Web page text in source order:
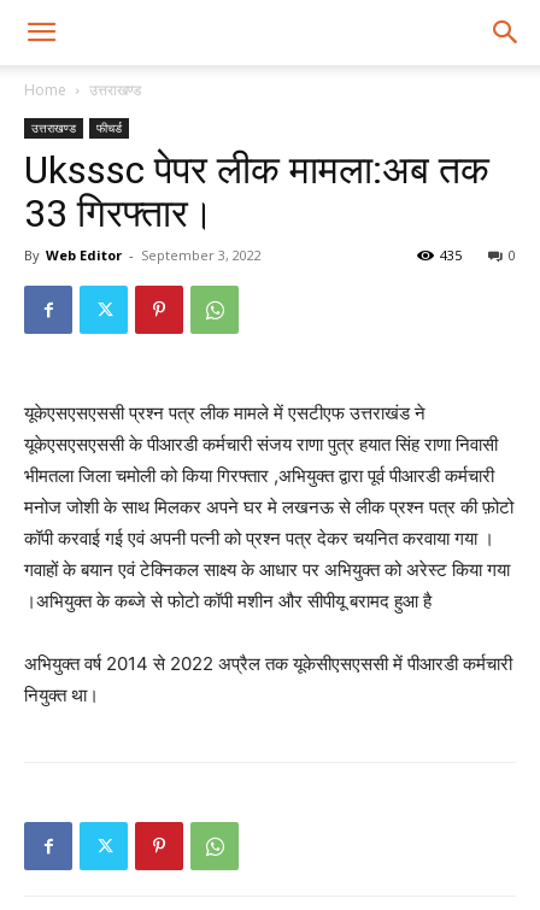
Home उत्तराखण्ड
उत्तराखण्ड फीचर्ड
Uksssc पेपर लीक मामला:अब तक
33 गिरफ्तार।
By Web Editor - September 3, 2022 0
435
यूकेएसएसएससी प्रश्न पत्र लीक मामले में एसटीएफ उत्तराखंड ने
यूकेएसएसएससी के पीआरडी कर्मचारी संजय राणा पुत्र हयात सिंह राणा निवासी
भीमतला जिला चमोली को किया गिरफ्तार ,अभियुक्त द्वारा पूर्व पीआरडी कर्मचारी
मनोज जोशी के साथ मिलकर अपने घर मे लखनऊ से लीक प्रश्न पत्र की फ़ोटो
कॉपी करवाई गई एवं अपनी पत्नी को प्रश्न पत्र देकर चयनित करवाया गया ।
गवाहों के बयान एवं टेक्निकल साक्ष्य के आधार पर अभियुक्त को अरेस्ट किया गया
।अभियुक्त के कब्जे से फोटो कॉपी मशीन और सीपीयू बरामद हुआ है
अभियुक्त वर्ष 2014 से 2022 अप्रैल तक यूकेसीएसएससी में पीआरडी कर्मचारी
नियुक्त था।